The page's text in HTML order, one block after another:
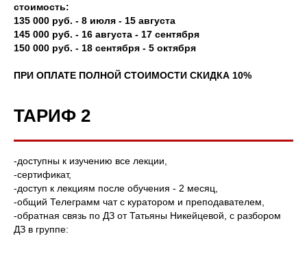
стоимость:
135 000 руб. - 8 июля - 15 августа
145 000 руб. - 16 августа - 17 сентября
150 000 руб. - 18 сентября - 5 октября
ПРИ ОПЛАТЕ ПОЛНОЙ СТОИМОСТИ СКИДКА 10%
ТАРИФ 2
-доступны к изучению все лекции,
-сертификат,
-доступ к лекциям после обучения - 2 месяц,
-общий Телеграмм чат с куратором и преподавателем,
-обратная связь по ДЗ от Татьяны Никейцевой, с разбором
ДЗ в группе: